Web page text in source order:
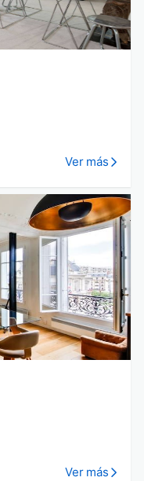
Ver más
Ver más